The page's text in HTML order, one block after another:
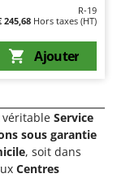
R-19
245,68 Hors taxes (HT)
Ajouter
véritable Service
sous garantie
, soit dans
Centres